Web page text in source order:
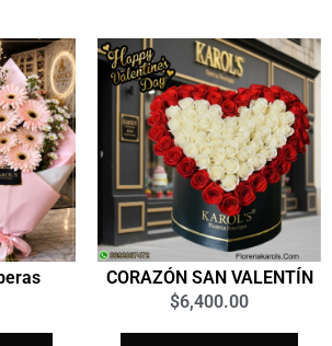
CORAZÓN SAN VALENTÍN
$6,400.00